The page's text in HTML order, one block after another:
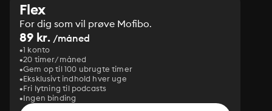
Flex
For dig som vil prøve Mofibo.
89 kr. /måned
1 konto
20 timer/måned
Gem op til 100 ubrugte timer
Eksklusivt indhold hver uge
Fri lytning til podcasts
Ingen binding